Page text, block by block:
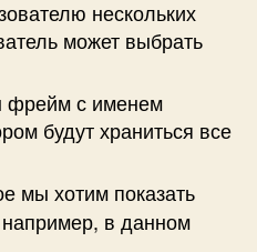
нескольких
может выбрать
фрейм с именем
будут храниться все
мы хотим показать
например, в данном